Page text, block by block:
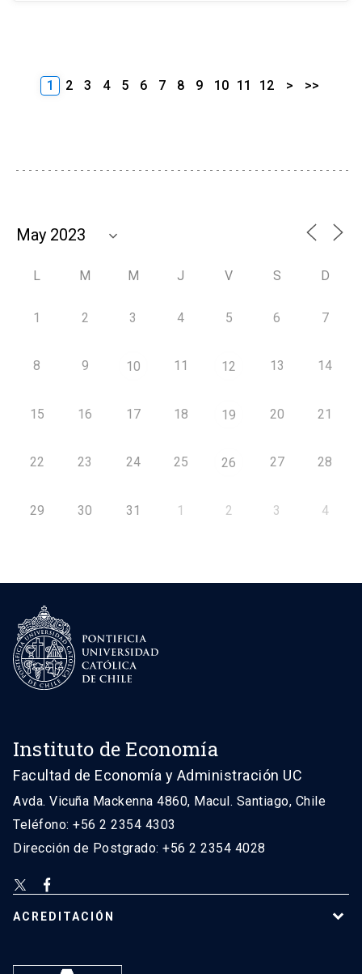
1 2 3 4 5 6 7 8 9 10 11 12 > >>
L M M J V S D
1 2 3 4 5 6 7
8 9 10 11 12 13 14
15 16 17 18 19 20 21
22 23 24 25 26 27 28
29 30 31 1 2 3 4
Instituto de Economía
Facultad de Economía y Administración UC
Avda. Vicuña Mackenna 4860, Macul. Santiago, Chile
Teléfono: +56 2 2354 4303
Dirección de Postgrado: +56 2 2354 4028
ACREDITACIÓN